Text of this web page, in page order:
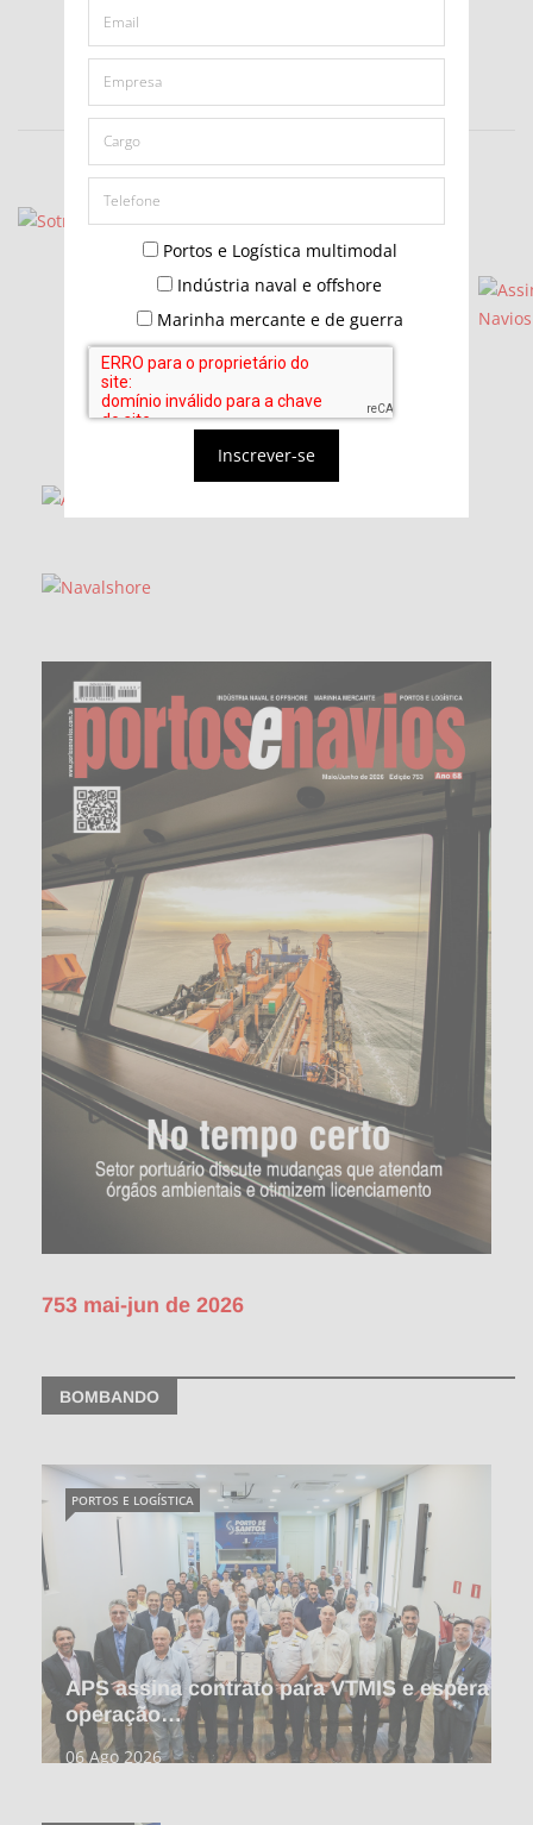
Portos e Logística multimodal
Indústria naval e offshore
Marinha mercante e de guerra
Inscrever-se
753 mai-jun de 2026
BOMBANDO
APS assina contrato para VTMIS e espera
operação…
06 Ago 2026
PORTOS E LOGÍSTICA